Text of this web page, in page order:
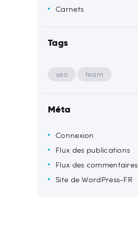
Carnets
Tags
seo team
Méta
Connexion
Flux des publications
Flux des commentaires
Site de WordPress-FR